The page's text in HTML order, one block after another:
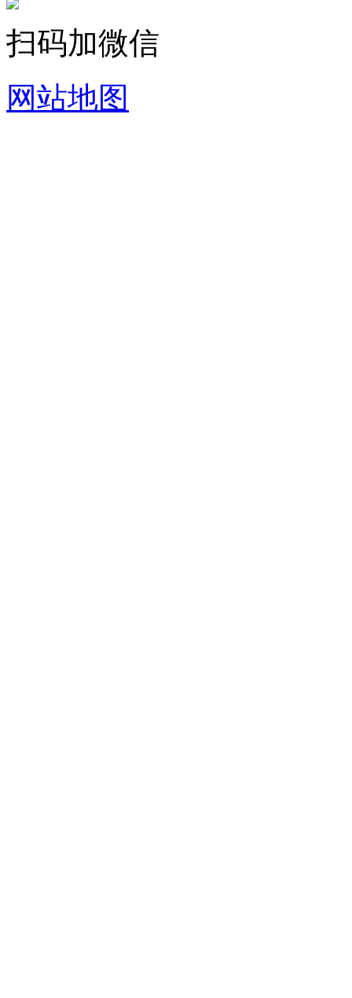
扫码加微信
网站地图